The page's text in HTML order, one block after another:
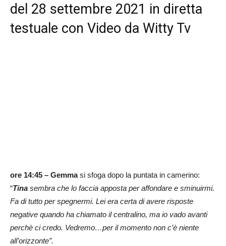
del 28 settembre 2021 in diretta
testuale con Video da Witty Tv
ore 14:45 – Gemmasi sfoga dopo la puntata in camerino:
“Tina sembra che lo faccia apposta per affondare e sminuirmi.
Fa di tutto per spegnermi. Lei era certa di avere risposte
negative quando ha chiamato il centralino, ma io vado avanti
perchè ci credo. Vedremo…per il momento non c’è niente
all’orizzonte”.